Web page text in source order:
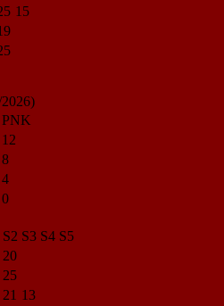
15
PNK
12
8
4
0
S2 S3 S4 S5
20
25
21 13